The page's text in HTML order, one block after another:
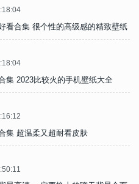
看合集 很个性的高级感的精致壁纸
集 2023比较火的手机壁纸大全
集 超温柔又超耐看皮肤